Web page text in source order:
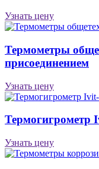
Узнать цену
Термометры
присоединением
Узнать цену
Термогигрометр
Узнать цену